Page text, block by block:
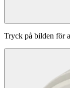
Tryck på bilden för